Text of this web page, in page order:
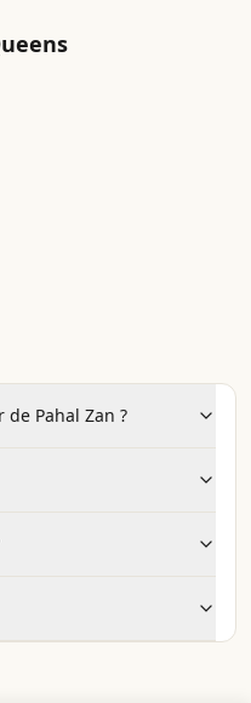
Pahal Zan ?